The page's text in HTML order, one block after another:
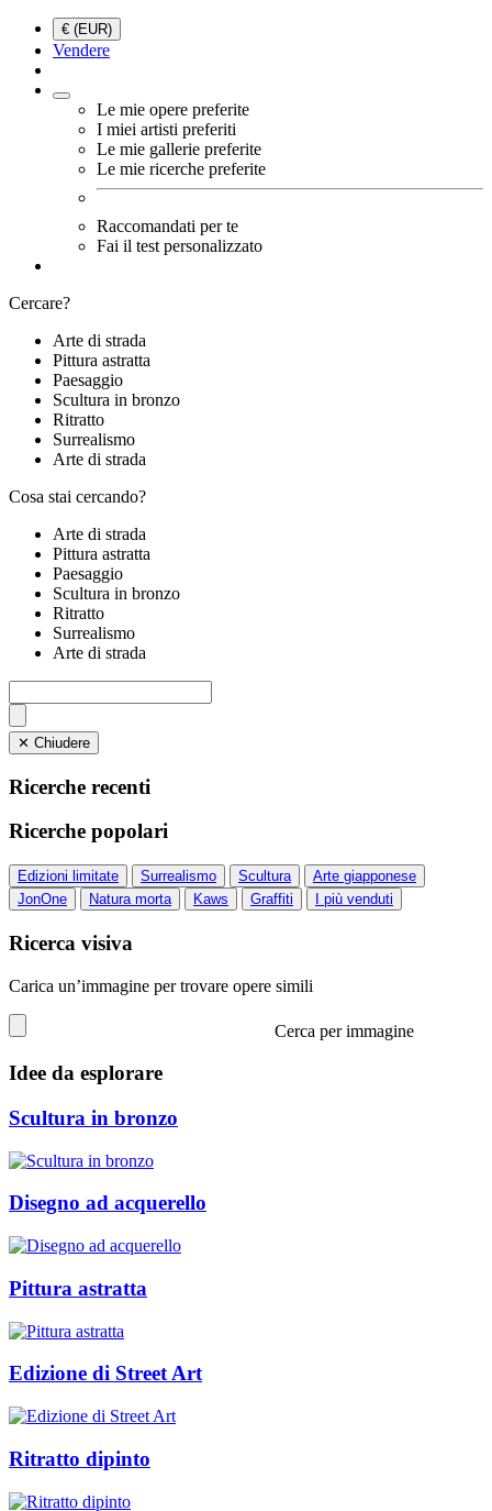
€ (EUR)
Vendere
Le mie opere preferite
I miei artisti preferiti
Le mie gallerie preferite
Le mie ricerche preferite
Raccomandati per te
Fai il test personalizzato
Cercare?
Arte di strada
Pittura astratta
Paesaggio
Scultura in bronzo
Ritratto
Surrealismo
Arte di strada
Cosa stai cercando?
Arte di strada
Pittura astratta
Paesaggio
Scultura in bronzo
Ritratto
Surrealismo
Arte di strada
✕ Chiudere
Ricerche recenti
Ricerche popolari
Edizioni limitate Surrealismo Scultura
Arte giapponese
JonOne
Natura morta Kaws Graffiti I più venduti
Ricerca visiva
Carica un’immagine per trovare opere simili
Cerca per immagine
Idee da esplorare
Scultura in bronzo
Disegno ad acquerello
Pittura astratta
Edizione di Street Art
Ritratto dipinto